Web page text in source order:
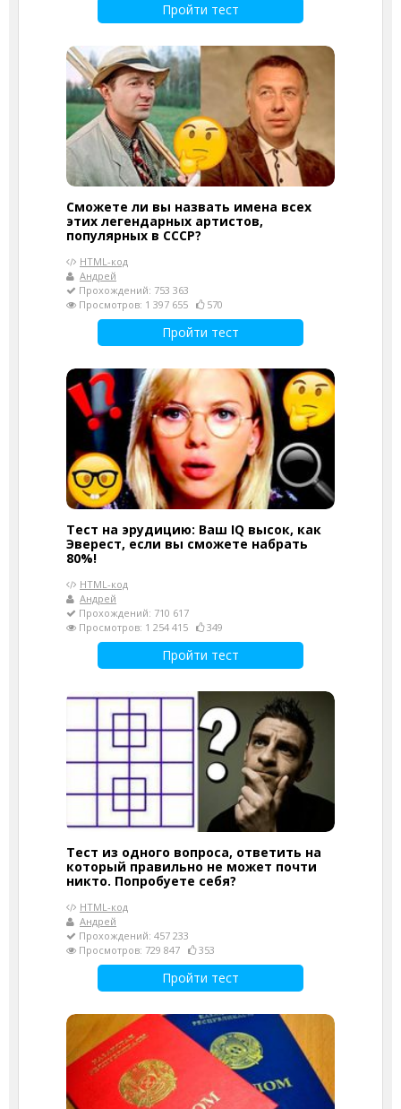
Пройти тест
Сможете ли вы назвать имена всех
этих легендарных артистов,
популярных в СССР?
HTML-код
Андрей
Прохождений: 753 363
Просмотров: 1 397 655
570
Пройти тест
Тест на эрудицию: Ваш IQ высок, как
Эверест, если вы сможете набрать
80%!
HTML-код
Андрей
Прохождений: 710 617
Просмотров: 1 254 415
349
Пройти тест
Тест из одного вопроса, ответить на
который правильно не может почти
никто. Попробуете себя?
HTML-код
Андрей
Прохождений: 457 233
Просмотров: 729 847
353
Пройти тест